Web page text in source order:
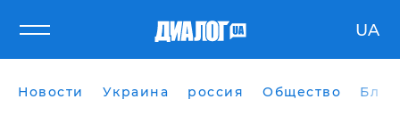
UA
Новости Украина россия Общество